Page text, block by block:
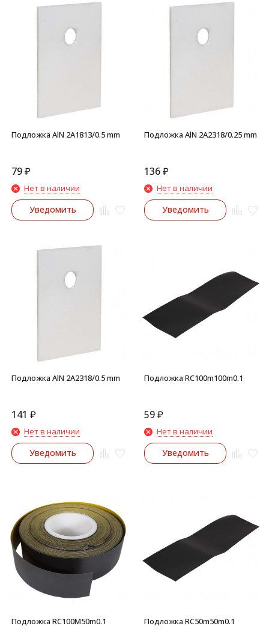
Подложка AlN 2A1813/0.5 mm
79₽
Нет в наличии
Уведомить
Подложка AlN 2A2318/0.25 mm
136₽
Нет в наличии
Уведомить
Подложка AlN 2A2318/0.5 mm
141 ₽
Нет в наличии
Уведомить
Подложка RC100m100m0.1
59₽
Нет в наличии
Уведомить
Подложка RC100M50m0.1 Подложка RC50m50m0.1